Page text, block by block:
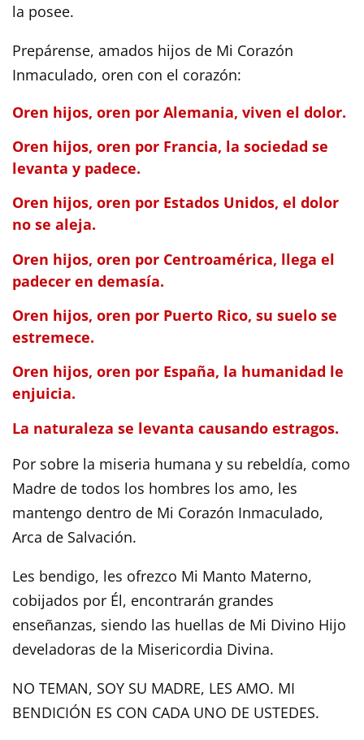
la posee.
Prepárense, amados hijos de Mi Corazón
Inmaculado, oren con el corazón:
Oren hijos, oren por Alemania, viven el dolor.
Oren hijos, oren por Francia, la sociedad se
levanta y padece.
Oren hijos, oren por Estados Unidos, el dolor
no se aleja.
Oren hijos, oren por Centroamérica, llega el
padecer en demasía.
Oren hijos, oren por Puerto Rico, su suelo se
estremece.
Oren hijos, oren por España, la humanidad le
enjuicia.
La naturaleza se levanta causando estragos.
Por sobre la miseria humana y su rebeldía, como
Madre de todos los hombres los amo, les
mantengo dentro de Mi Corazón Inmaculado,
Arca de Salvación.
Les bendigo, les ofrezco Mi Manto Materno,
cobijados por Él, encontrarán grandes
enseñanzas, siendo las huellas de Mi Divino Hijo
develadoras de la Misericordia Divina.
NO TEMAN, SOY SU MADRE, LES AMO. MI
BENDICIÓN ES CON CADA UNO DE USTEDES.